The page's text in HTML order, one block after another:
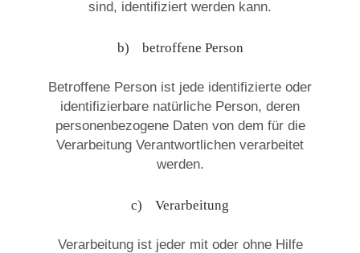
sind, identifiziert werden kann.
b) betroffene Person
Betroffene Person ist jede identifizierte oder
identifizierbare natürliche Person, deren
personenbezogene Daten von dem für die
Verarbeitung Verantwortlichen verarbeitet
werden.
c) Verarbeitung
Verarbeitung ist jeder mit oder ohne Hilfe